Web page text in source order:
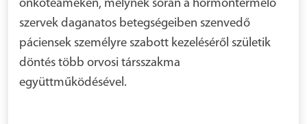
onkoteameken, melynek során a hormontermelő
szervek daganatos betegségeiben szenvedő
páciensek személyre szabott kezeléséről születik
döntés több orvosi társszakma
együttműködésével.